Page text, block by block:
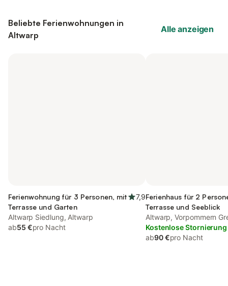
Beliebte Ferienwohnungen in
Altwarp
Alle anzeigen
Ferienwohnung für 3 Personen, mit
Terrasse und Garten
7,9
Altwarp Siedlung, Altwarp
ab55 €pro Nacht
Ferienhaus für 2
Terrasse und Seeblick
Altwarp, Vorpommern
Kostenlose Stornierung
ab90 €pro Nacht